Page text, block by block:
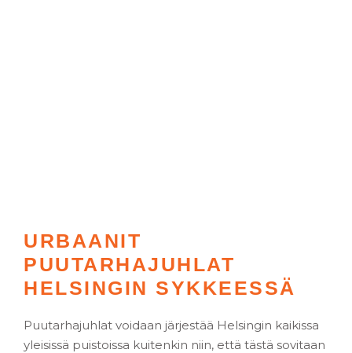
URBAANIT
PUUTARHAJUHLAT
HELSINGIN SYKKEESSÄ
Puutarhajuhlat voidaan järjestää Helsingin kaikissa
yleisissä puistoissa kuitenkin niin, että tästä sovitaan